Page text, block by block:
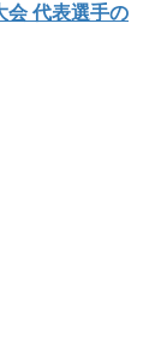
会 代表選手の